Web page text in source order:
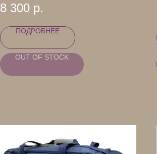
8 300 р.
ПОДРОБНЕЕ
OUT OF STOCK